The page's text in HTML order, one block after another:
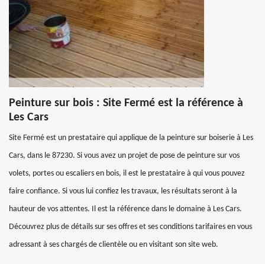
Peinture sur bois : Site Fermé est la référence à
Les Cars
Site Fermé est un prestataire qui applique de la peinture sur boiserie à Les
Cars, dans le 87230. Si vous avez un projet de pose de peinture sur vos
volets, portes ou escaliers en bois, il est le prestataire à qui vous pouvez
faire confiance. Si vous lui confiez les travaux, les résultats seront à la
hauteur de vos attentes. Il est la référence dans le domaine à Les Cars.
Découvrez plus de détails sur ses offres et ses conditions tarifaires en vous
adressant à ses chargés de clientèle ou en visitant son site web.